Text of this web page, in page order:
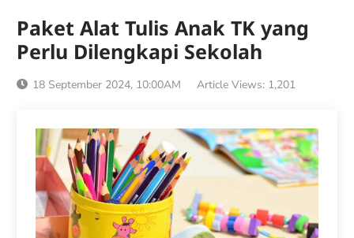
Paket Alat Tulis Anak TK yang
Perlu Dilengkapi Sekolah
18 September 2024, 10:00AM Article Views: 1,201